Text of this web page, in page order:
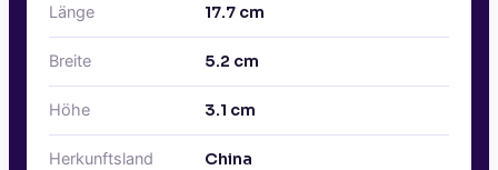
Länge 17.7 cm
Breite 5.2 cm
Höhe 3.1 cm
Herkunftsland China